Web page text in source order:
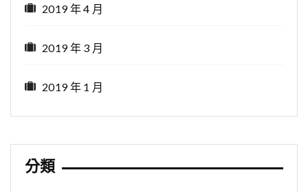
2019 年 4 月
2019 年 3 月
2019 年 1 月
分類